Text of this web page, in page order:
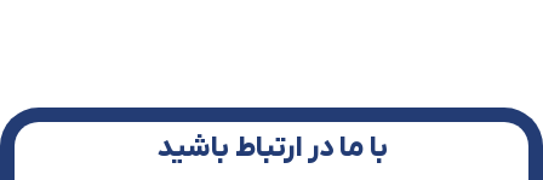
با ما در ارتباط باشید